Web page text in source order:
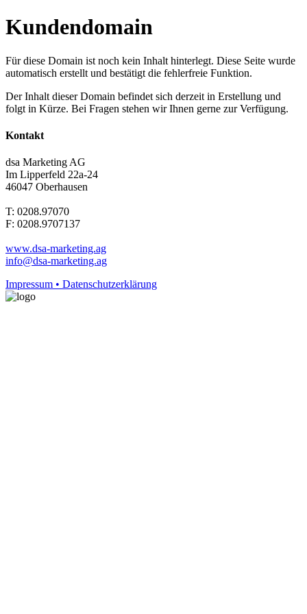
Kundendomain
Für diese Domain ist noch kein Inhalt hinterlegt. Diese Seite wurde
automatisch erstellt und bestätigt die fehlerfreie Funktion.
Der Inhalt dieser Domain befindet sich derzeit in Erstellung und
folgt in Kürze. Bei Fragen stehen wir Ihnen gerne zur Verfügung.
Kontakt
dsa Marketing AG
Im Lipperfeld 22a-24
46047 Oberhausen
T: 0208.97070
F: 0208.9707137
www.dsa-marketing.ag
info@dsa-marketing.ag
Impressum • Datenschutzerklärung